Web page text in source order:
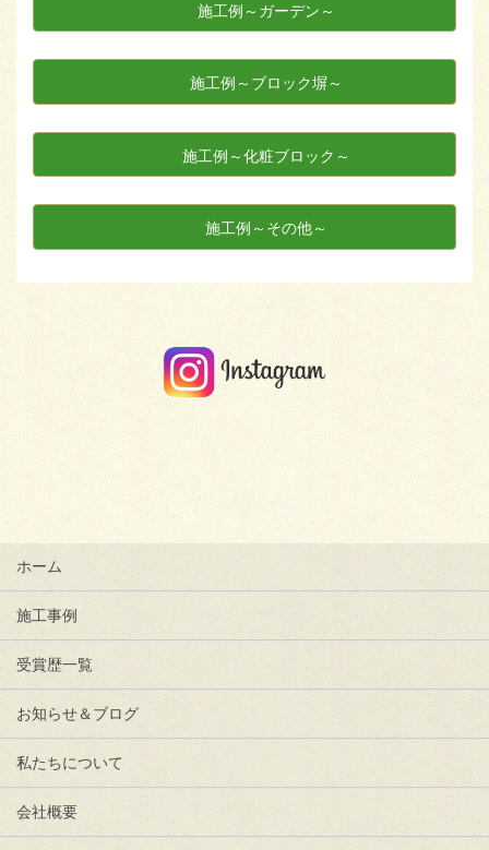
施工例～ガーデン～
施工例～ブロック塀～
施工例～化粧ブロック～
施工例～その他～
ホーム
施工事例
受賞歴一覧
お知らせ＆ブログ
私たちについて
会社概要